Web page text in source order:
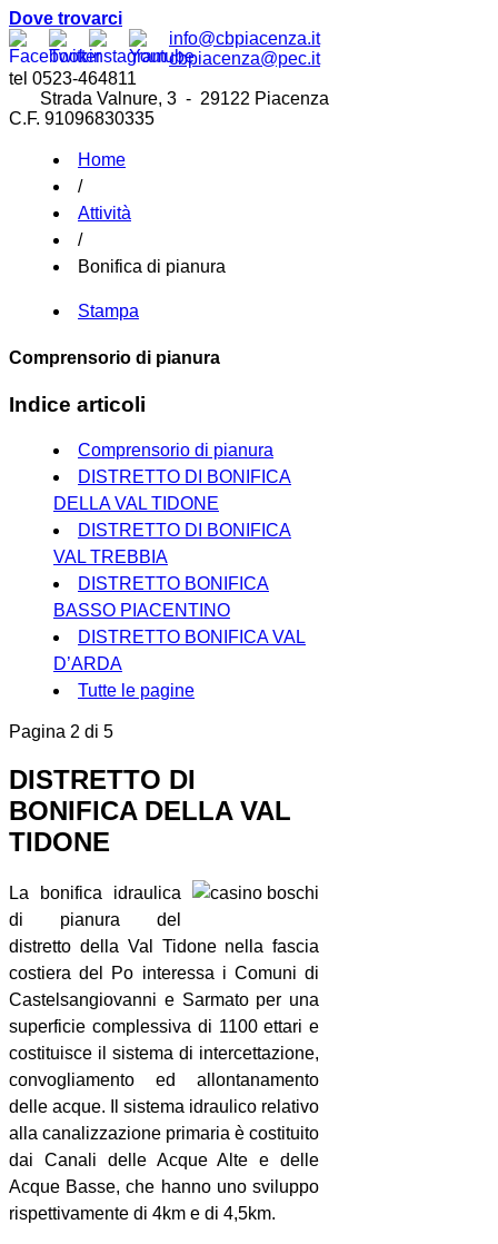
Dove trovarci
info@cbpiacenza.it
cbpiacenza@pec.it
tel 0523-464811
Strada Valnure, 3 - 29122 Piacenza
C.F. 91096830335
Home
/
Attività
/
Bonifica di pianura
Stampa
Comprensorio di pianura
Indice articoli
Comprensorio di pianura
DISTRETTO DI BONIFICA
DELLA VAL TIDONE
DISTRETTO DI BONIFICA
VAL TREBBIA
DISTRETTO BONIFICA
BASSO PIACENTINO
DISTRETTO BONIFICA VAL
D’ARDA
Tutte le pagine
Pagina 2 di 5
DISTRETTO DI
BONIFICA DELLA VAL
TIDONE
La bonifica idraulica
di pianura del
distretto della Val Tidone nella fascia
costiera del Po interessa i Comuni di
Castelsangiovanni e Sarmato per una
superficie complessiva di 1100 ettari e
costituisce il sistema di intercettazione,
convogliamento ed allontanamento
delle acque. Il sistema idraulico relativo
alla canalizzazione primaria è costituito
dai Canali delle Acque Alte e delle
Acque Basse, che hanno uno sviluppo
rispettivamente di 4km e di 4,5km.